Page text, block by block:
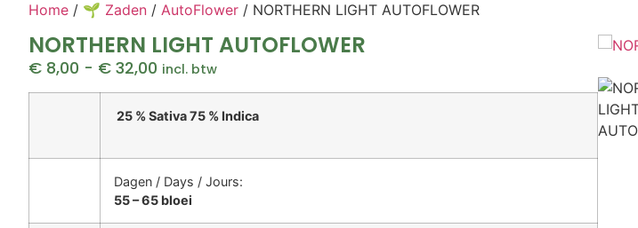
Home / 🌱 Zaden / AutoFlower / NORTHERN LIGHT AUTOFLOWER
NORTHERN LIGHT AUTOFLOWER
€ 8,00 - € 32,00 incl. btw
25 % Sativa 75 % Indica
Dagen / Days / Jours:
55 – 65 bloei